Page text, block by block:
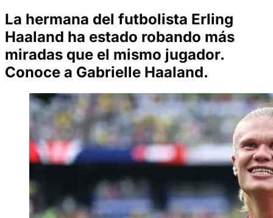
La hermana del futbolista Erling
Haaland ha estado robando más
miradas que el mismo jugador.
Conoce a Gabrielle Haaland.